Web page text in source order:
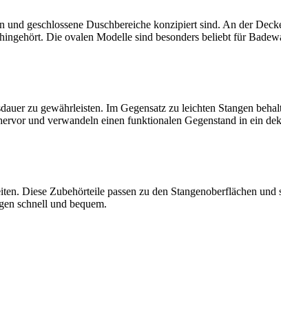
und geschlossene Duschbereiche konzipiert sind. An der
Die ovalen Modelle sind besonders beliebt für
zu gewährleisten. Im Gegensatz zu leichten Stangen
und verwandeln einen funktionalen Gegenstand in ein
Diese Zubehörteile passen zu den Stangenoberflächen
schnell und bequem.